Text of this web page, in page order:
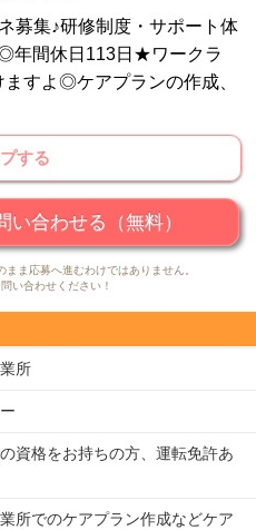
募集♪研修制度・サポート体
年間休日113日★ワークラ
すよ◎ケアプランの作成、
業務をお任せいたします。
いる為、ライフスタイルに
する
い合わせる（無料）
ま応募へ進むわけではありません。
い合わせください！
所
資格をお持ちの方、運転免許あ
所でのケアプラン作成などケア